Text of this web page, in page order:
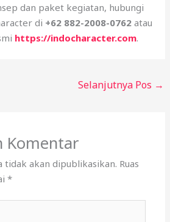
dan paket kegiatan, hubungi
di +62 882-2008-0762 atau
https://indocharacter.com.
Selanjutnya Pos →
Komentar
tidak akan dipublikasikan. Ruas
*